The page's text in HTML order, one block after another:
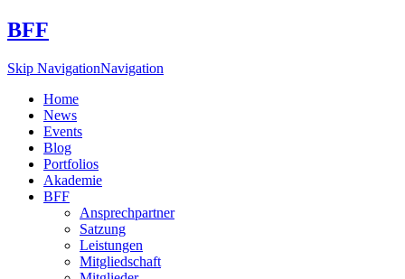
BFF
Skip NavigationNavigation
Home
News
Events
Blog
Portfolios
Akademie
BFF
Ansprechpartner
Satzung
Leistungen
Mitgliedschaft